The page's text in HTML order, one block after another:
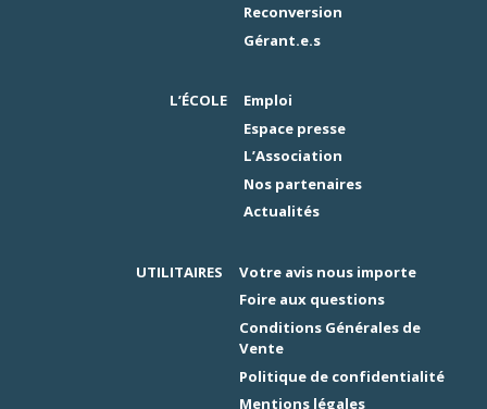
Reconversion
Gérant.e.s
L’ÉCOLE
Emploi
Espace presse
L’Association
Nos partenaires
Actualités
UTILITAIRES
Votre avis nous importe
Foire aux questions
Conditions Générales de
Vente
Politique de confidentialité
Mentions légales